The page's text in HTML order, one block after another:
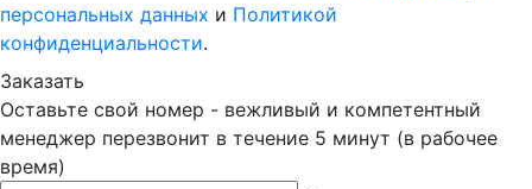
персональных данных и Политикой
конфиденциальности.
Заказать
Оставьте свой номер - вежливый и компетентный
менеджер перезвонит в течение 5 минут (в рабочее
время)